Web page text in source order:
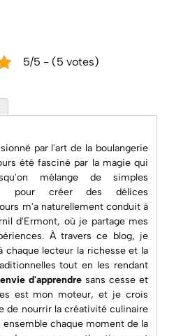
5/5 - (5 votes)
par l'art de la boulangerie
été fasciné par la magie qui
mélange de simples
pour créer des délices
m'a naturellement conduit à
d'Ermont, où je partage mes
À travers ce blog, je
chaque lecteur la richesse et la
tout en les rendant
d'apprendresans cesse et
est mon moteur, et je crois
de nourrir la créativité culinaire
chaque moment de la